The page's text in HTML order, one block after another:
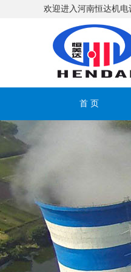
欢迎进入河南恒达机电
首 页